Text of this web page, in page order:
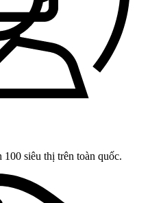
siêu thị trên toàn quốc.